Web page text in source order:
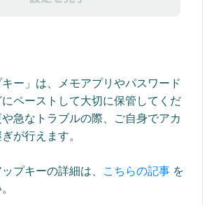
キー」は、メモアプリやパスワード
ペーストして大切に保管してくだ
急なトラブルの際、ご自身でアカ
が行えます。
プキーの詳細は、 こちらの記事 を